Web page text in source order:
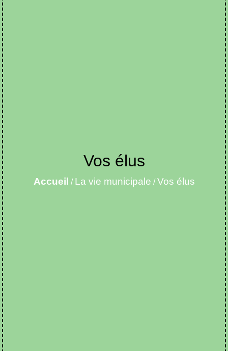
Vos élus
Accueil / La vie municipale /Vos élus